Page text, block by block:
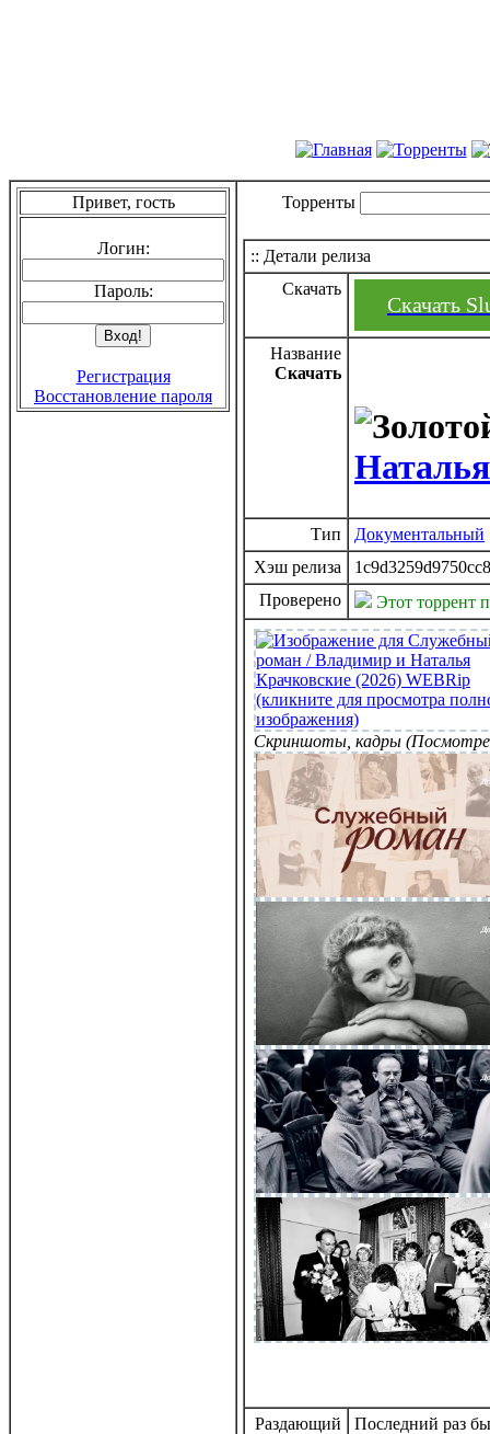
Привет, гость
Логин:
Пароль:
Регистрация
Восстановление пароля
Торренты
:: Детали релиза
Скачать
Скачать
Название
Скачать
Тип
Документальный
Хэш релиза
Проверено
Этот торрент
Скриншоты, кадры
Раздающий
Последний раз